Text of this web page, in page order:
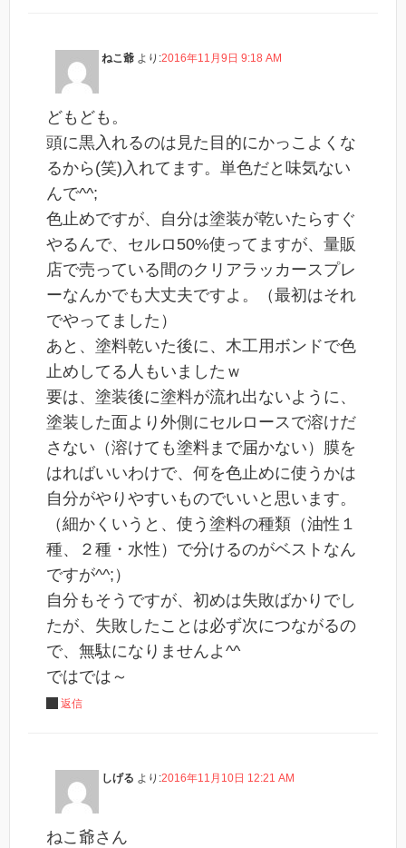
ねこ爺 より:2016年11月9日 9:18 AM
どもども。
頭に黒入れるのは見た目的にかっこよくな
るから(笑)入れてます。単色だと味気ない
んで^^;
色止めですが、自分は塗装が乾いたらすぐ
やるんで、セルロ50%使ってますが、量販
店で売っている間のクリアラッカースプレ
ーなんかでも大丈夫ですよ。（最初はそれ
でやってました）
あと、塗料乾いた後に、木工用ボンドで色
止めしてる人もいましたｗ
要は、塗装後に塗料が流れ出ないように、
塗装した面より外側にセルロースで溶けだ
さない（溶けても塗料まで届かない）膜を
はればいいわけで、何を色止めに使うかは
自分がやりやすいものでいいと思います。
（細かくいうと、使う塗料の種類（油性１
種、２種・水性）で分けるのがベストなん
ですが^^;）
自分もそうですが、初めは失敗ばかりでし
たが、失敗したことは必ず次につながるの
で、無駄になりませんよ^^
ではでは～
返信
しげる より:2016年11月10日 12:21 AM
ねこ爺さん